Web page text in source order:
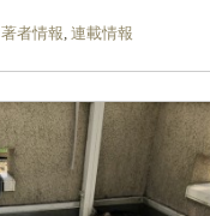
著者情報, 連載情報